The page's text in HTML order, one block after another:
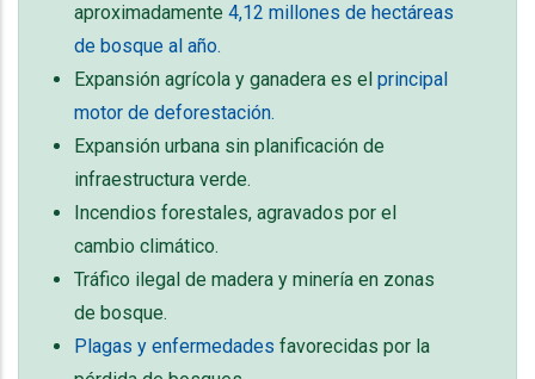
aproximadamente 4,12 millones de hectáreas
de bosque al año.
Expansión agrícola y ganadera es el principal
motor de deforestación.
Expansión urbana sin planificación de
infraestructura verde.
Incendios forestales, agravados por el
cambio climático.
Tráfico ilegal de madera y minería en zonas
de bosque.
Plagas y enfermedades favorecidas por la